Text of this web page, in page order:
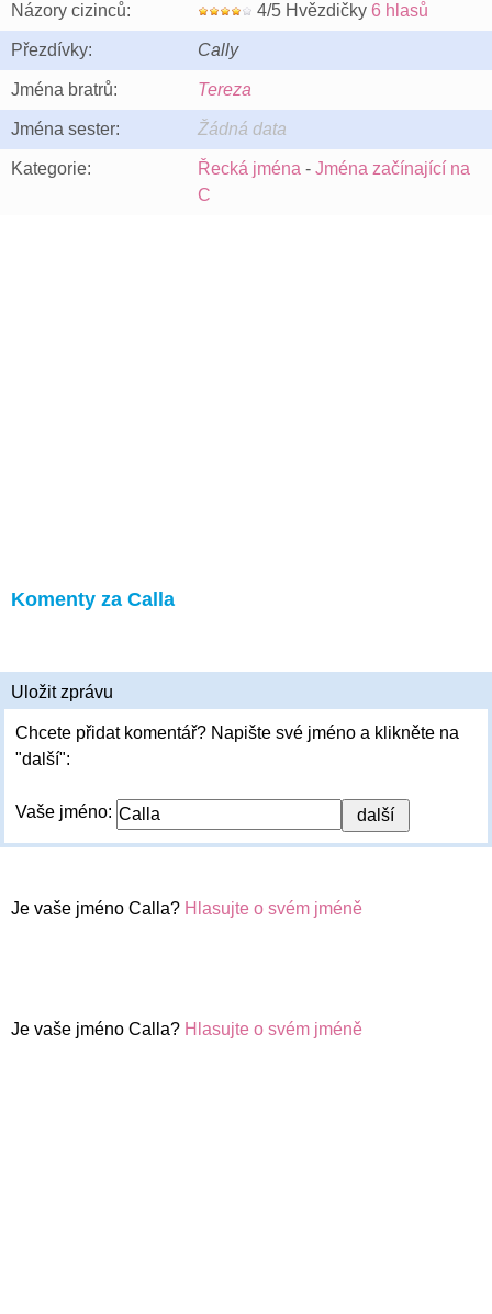
Názory cizinců: 4/5 Hvězdičky 6 hlasů
Přezdívky: Cally
Jména bratrů: Tereza
Jména sester: Žádná data
Kategorie: Řecká jména - Jména začínající na
C
Komenty za Calla
Uložit zprávu
Chcete přidat komentář? Napište své jméno a klikněte na
"další":
Vaše jméno:
Je vaše jméno Calla? Hlasujte o svém jméně
Je vaše jméno Calla? Hlasujte o svém jméně